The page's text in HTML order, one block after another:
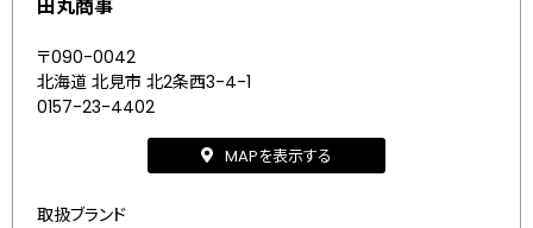
田丸商事
〒090-0042
北海道 北見市 北2条西3-4-1
0157-23-4402
MAPを表示する
取扱ブランド